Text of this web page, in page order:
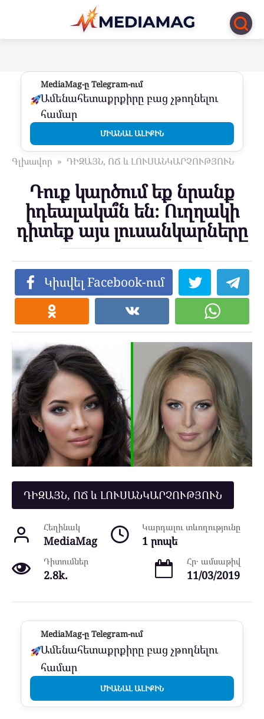
Перейти
контенту
MediaMag-ը Telegram-ում
Ամենահետաքրքիրը բաց չթողնելու
համար
ՄԻԱՆԱԼ ԱԼԻՔԻՆ
Գլխավոր » ԴԻԶԱՅՆ, ՈՃ և ԼՈՒՍԱՆԿԱՐՉՈՒԹՅՈՒՆ
Դուք կարծում եք նրանք
իդեալակա՞ն են։ Ուղղակի
դիտեք այս լուսանկարները
Կիսվել Facebook-ում
ԴԻԶԱՅՆ, ՈՃ և ԼՈՒՍԱՆԿԱՐՉՈՒԹՅՈՒՆ
Հեղինակ
MediaMag
Կարդալու տևողությունը
1 րոպե
Դիտումներ
2.8k.
Հր․ ամսաթիվ
11/03/2019
MediaMag-ը Telegram-ում
Ամենահետաքրքիրը բաց չթողնելու
համար
ՄԻԱՆԱԼ ԱԼԻՔԻՆ